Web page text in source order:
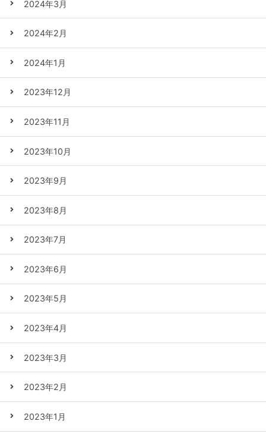
2024年3月
2024年2月
2024年1月
2023年12月
2023年11月
2023年10月
2023年9月
2023年8月
2023年7月
2023年6月
2023年5月
2023年4月
2023年3月
2023年2月
2023年1月